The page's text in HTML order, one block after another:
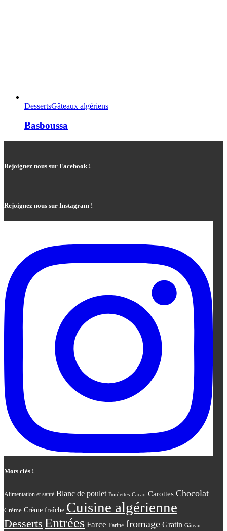
DessertsGâteaux algériens
Basboussa
Rejoignez nous sur Facebook !
Rejoignez nous sur Instagram !
Mots clés !
Alimentation et santé Blanc de poulet Boulettes Cacao Carottes Chocolat
Crème Crème fraîche Cuisine algérienne
Desserts Entrées Farce Farine fromage Gratin Gâteau